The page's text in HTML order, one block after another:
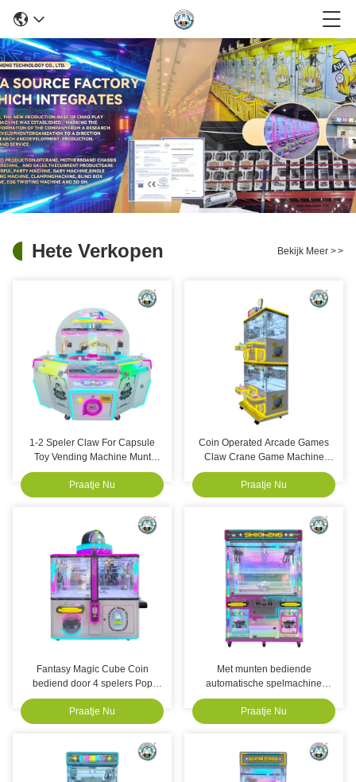
Hete Verkopen Bekijk Meer >>
1-2 Speler Claw For Capsule
Toy Vending Machine Munt
bediende spelmachine
Praatje Nu
Coin Operated Arcade Games
Claw Crane Game Machine
Poppen Plush Prize Game
Machine
Praatje Nu
Fantasy Magic Cube Coin
bediend door 4 spelers Pop
Claw Machine Gift Games
Machine
Praatje Nu
Met munten bediende
automatische spelmachine
Claw Machine Crane Double
Claw Machine
Praatje Nu